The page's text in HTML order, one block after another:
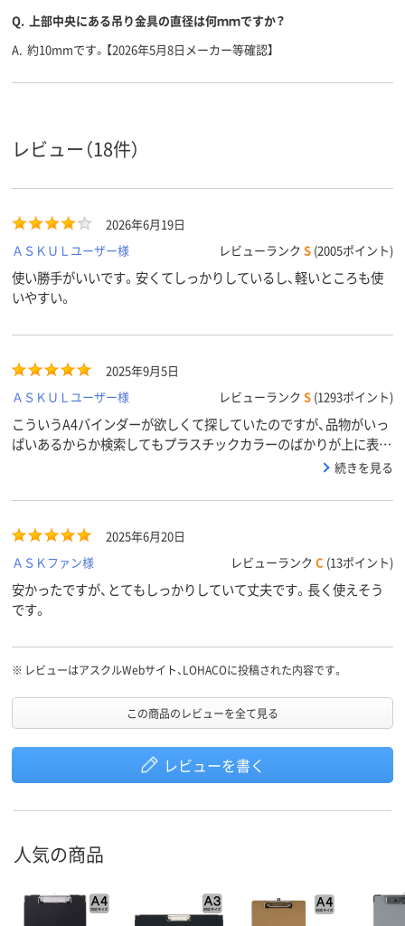
Q. 上部中央にある吊り金具の直径は何ｍｍですか？
A. 約10mmです。【2026年5月8日メーカー等確認】
レビュー（18件）
2026年6月19日
ＡＳＫＵＬユーザー様
レビューランク S (2005ポイント)
使い勝手がいいです。安くてしっかりしているし、軽いところも使
いやすい。
2025年9月5日
ＡＳＫＵＬユーザー様
レビューランク S (1293ポイント)
こういうA4バインダーが欲しくて探していたのですが、品物がいっ
ぱいあるからか検索してもプラスチックカラーのばかりが上に表示
されるのでたどり着くまで少し面倒でした。プラより安価で丈夫で
これが欲しかったんです。必要充分でした。
続きを見る
2025年6月20日
ＡＳＫファン様
レビューランク C (13ポイント)
安かったですが、とてもしっかりしていて丈夫です。長く使えそう
です。
※ レビューはアスクルWebサイト、LOHACOに投稿された内容です。
この商品のレビューを全て見る
レビューを書く
人気の商品